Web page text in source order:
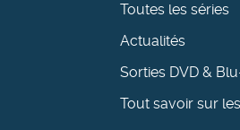
Toutes les séries
Actualités
Sorties DVD &
Tout savoir sur